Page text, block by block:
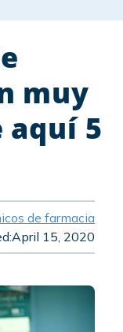
muy
aquí 5
de farmacia
April 15, 2020